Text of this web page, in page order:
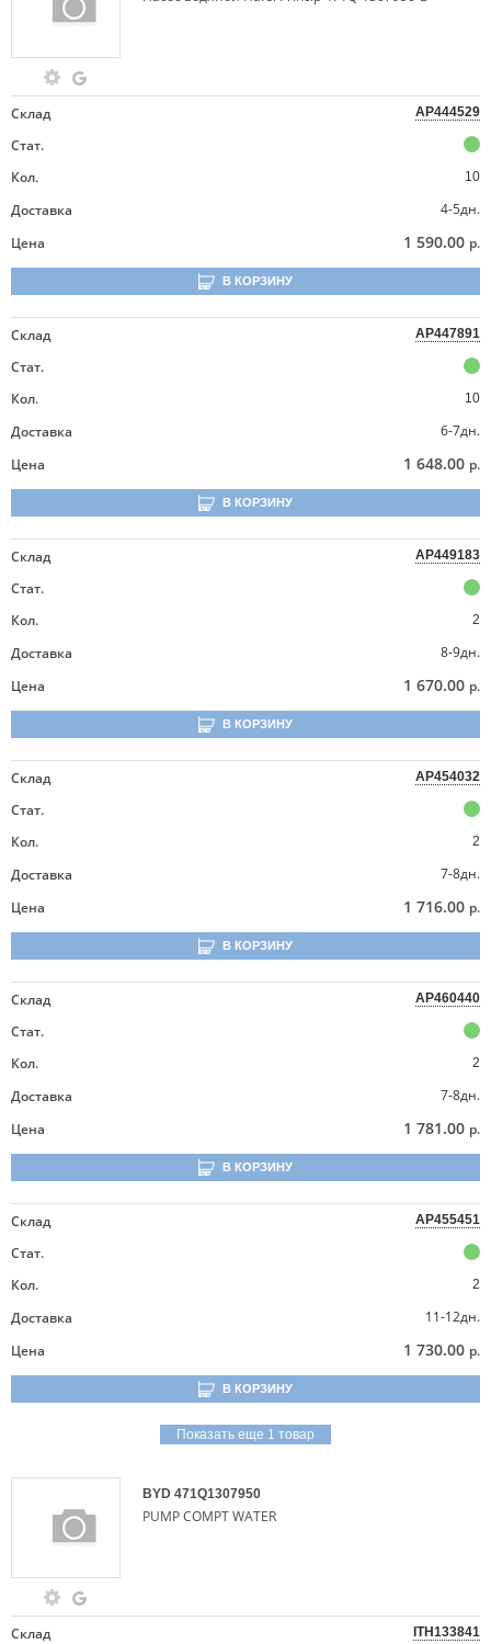
Склад AP444529
Стат.
Кол.
10
Доставка
4-5дн.
Цена
1 590.00 р.
В КОРЗИНУ
Склад AP447891
Стат.
Кол.
10
Доставка
6-7дн.
Цена
1 648.00 р.
В КОРЗИНУ
Склад AP449183
Стат.
Кол.
2
Доставка
8-9дн.
Цена
1 670.00 р.
В КОРЗИНУ
Склад AP454032
Стат.
Кол.
2
Доставка
7-8дн.
Цена
1 716.00 р.
В КОРЗИНУ
Склад AP460440
Стат.
Кол.
2
Доставка
7-8дн.
Цена
1 781.00 р.
В КОРЗИНУ
Склад AP455451
Стат.
Кол.
2
Доставка
11-12дн.
Цена
1 730.00 р.
В КОРЗИНУ
Показать еще 1 товар
BYD 471Q1307950
PUMP COMPT WATER
Склад ITH133841